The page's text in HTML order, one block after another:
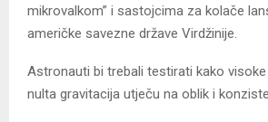
mikrovalkom” i sastojcima za kolače
američke savezne države Virdžinije.
Astronauti bi trebali testirati kako
nulta gravitacija utječu na oblik i